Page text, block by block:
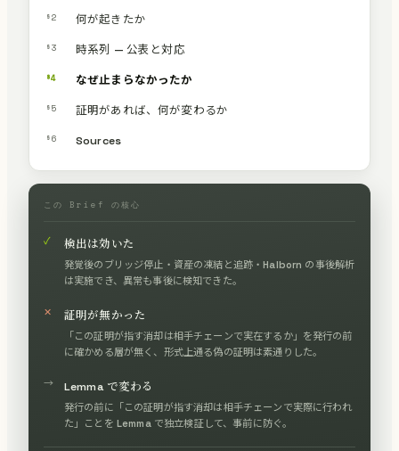
§2 何が起きたか
§3 時系列 — 公表と対応
§4 なぜ止まらなかったか
§5 証明があれば、何が変わるか
§6 Sources
この Brief の核心
✓ 検出は効いた
発覚後のブリッジ停止・資産の凍結と追跡・Halborn の事後解析
は実施でき、異常も事後に検知できた。
✕ 証明が無かった
「この証明が指す消却は相手チェーンで実在するか」を発行の前
に確かめる層が無く、形式上通る偽の証明は素通りした。
→ Lemma で変わる
発行の前に「この証明が指す消却は相手チェーンで実際に行われ
た」ことを Lemma で独立検証して、事前に防ぐ。